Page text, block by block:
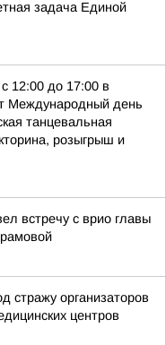
задача Единой
12:00 до 17:00 в
Международный день
танцевальная
розыгрыш и
встречу с врио главы
стражу организаторов
центров